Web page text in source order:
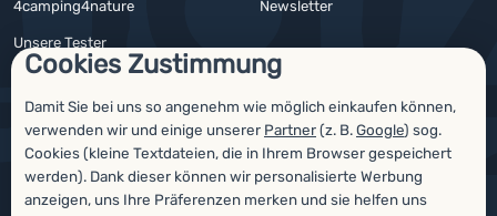
Cookies Zustimmung
Damit Sie bei uns so angenehm wie möglich einkaufen können,
verwenden wir und einige unserer Partner(z. B.Google) sog.
Cookies (kleine Textdateien, die in Ihrem Browser gespeichert
werden). Dank dieser können wir personalisierte Werbung
anzeigen, uns Ihre Präferenzen merken und sie helfen uns
4camping4nature
Unsere Tester
Newsletter
Auszeichnungen